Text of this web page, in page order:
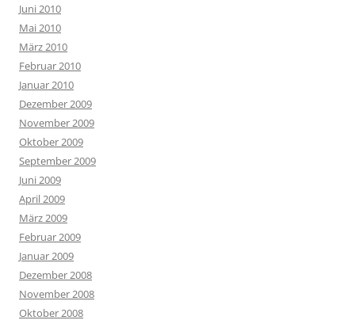
Juni 2010
Mai 2010
März 2010
Februar 2010
Januar 2010
Dezember 2009
November 2009
Oktober 2009
September 2009
Juni 2009
April 2009
März 2009
Februar 2009
Januar 2009
Dezember 2008
November 2008
Oktober 2008